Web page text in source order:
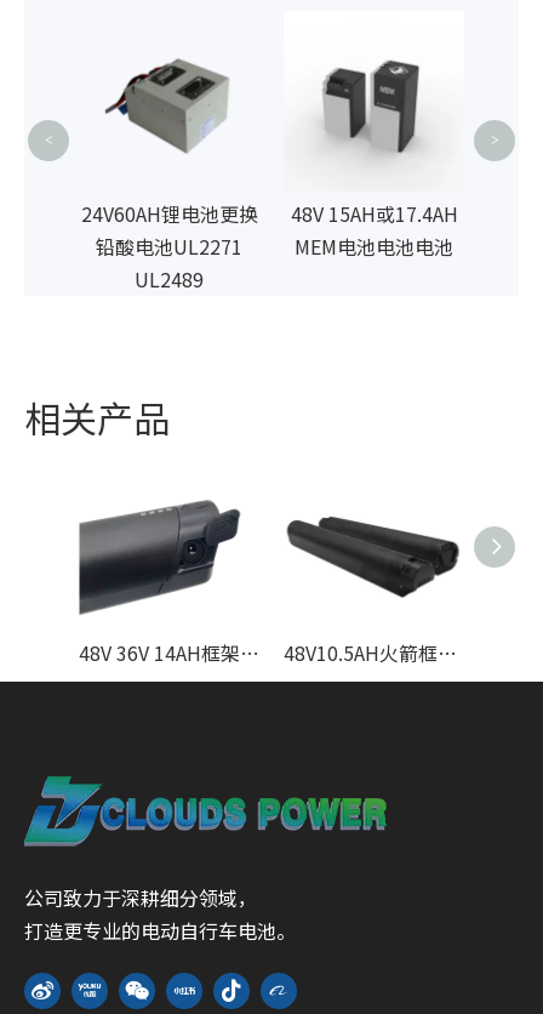
24V60AH锂电池更换
铅酸电池UL2271
UL2489
48V 15AH或17.4AH
MEM电池电池电池
< >
相关产品
48V 36V 14AH框架集成锂自行车电池UL2271 UL2489 EN50604 48V10.5AH火箭框架集成的ebike电池UL2271 UL2489
公司致力于深耕细分领域，
打造更专业的电动自行车电池。